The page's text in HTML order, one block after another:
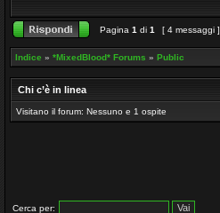
Pagina 1 di 1 [ 4 messaggi ]
Indice » *MixedBlood* Forums » Public
Chi c’è in linea
Visitano il forum: Nessuno e 1 ospite
Cerca per: